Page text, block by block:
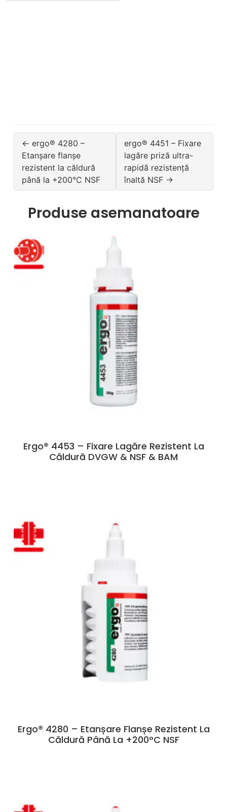
← ergo® 4280 –
Etanșare flanșe
rezistent la căldură
până la +200°C NSF
ergo® 4451 – Fixare
lagăre priză ultra-
rapidă rezistență
înaltă NSF →
Produse asemanatoare
Ergo® 4453 – Fixare Lagăre Rezistent La
Căldură DVGW & NSF & BAM
Ergo® 4280 – Etanșare Flanșe Rezistent La
Căldură Până La +200°C NSF